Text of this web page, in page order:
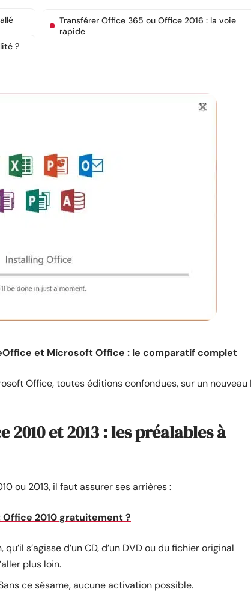
?
Transférer Office 365 ou Office 2016 : la voie
rapide
et Microsoft Office : le comparatif complet
Office, toutes éditions confondues, sur un nouveau
et 2013 : les préalables à
ou 2013, il faut assurer ses arrières :
2010 gratuitement ?
s’agisse d’un CD, d’un DVD ou du fichier original
plus loin.
ce sésame, aucune activation possible.